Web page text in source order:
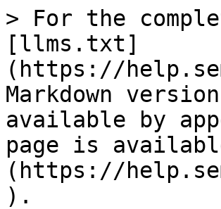
> For the
[llms.txt]
(https://
Markdown
available by
page is
(https://
).